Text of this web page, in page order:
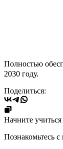
Полностью
2030 году.
Поделиться:
Начните
Познакомьтесь